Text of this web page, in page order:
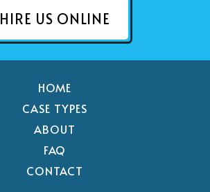
HIRE US ONLINE
HOME
CASE TYPES
ABOUT
FAQ
CONTACT